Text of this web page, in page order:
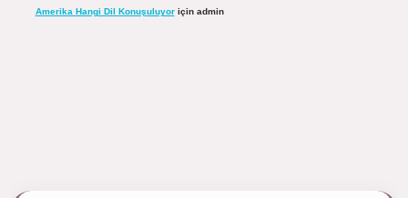
Amerika Hangi Dil Konuşuluyoriçin admin